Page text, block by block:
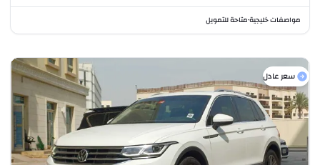
مواصفات خليجية•متاحة للتمويل
سعر عادل